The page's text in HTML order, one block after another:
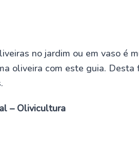
no jardim ou em vaso é
oliveira com este guia.
– Olivicultura